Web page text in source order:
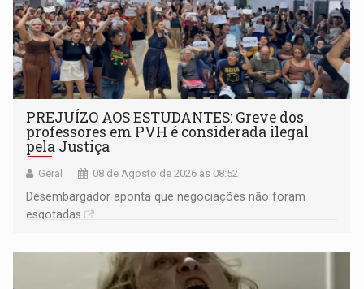
PREJUÍZO AOS ESTUDANTES: Greve dos
professores em PVH é considerada ilegal
pela Justiça
Geral 08 de Agosto de 2026 às 08:52
Desembargador aponta que negociações não foram
esgotadas